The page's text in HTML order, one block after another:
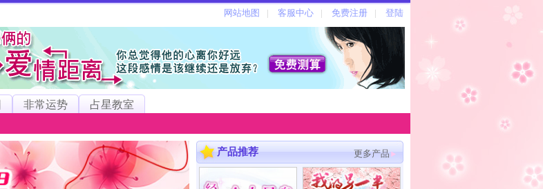
非常运势 占星教室
产品推荐 更多产品